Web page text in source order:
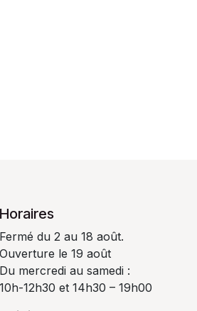
Horaires
Fermé du 2 au 18 août.
Ouverture le 19 août
Du mercredi au samedi :
10h-12h30 et 14h30 – 19h00